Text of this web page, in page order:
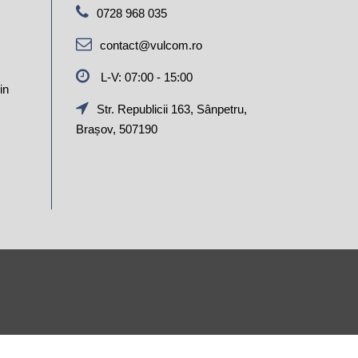
0728 968 035
contact@vulcom.ro
L-V: 07:00 - 15:00
Str. Republicii 163, Sânpetru,
Brașov, 507190